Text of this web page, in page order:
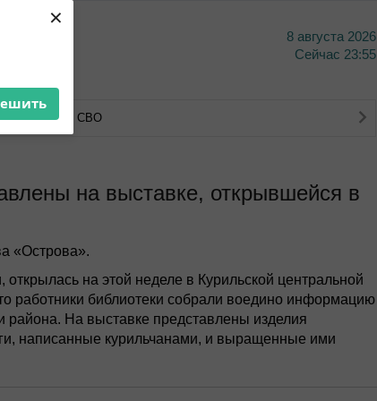
×
8 августа 2026
Сейчас 23:55
ветеранов СВО
на выставке, открывшейся в
«Острова».
на этой неделе в Курильской центральной
работники библиотеки собрали воедино информацию
района. На выставке представлены изделия
написанные курильчанами, и выращенные ими